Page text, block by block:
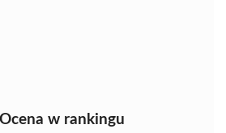
Ocena w rankingu